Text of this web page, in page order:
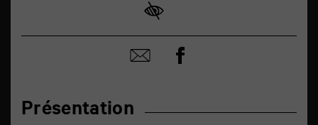
Présentation
Partager
par
Partager
sur